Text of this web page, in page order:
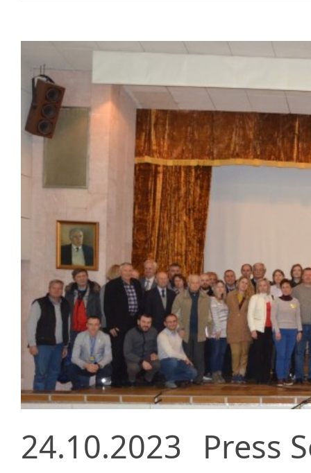
24.10.2023 Press